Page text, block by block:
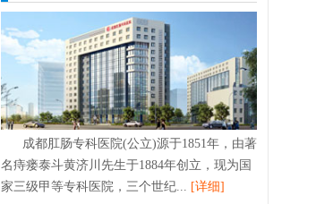
成都肛肠专科医院(公立)源于1851年，由著
名痔瘘泰斗黄济川先生于1884年创立，现为国
家三级甲等专科医院，三个世纪...
[详细]